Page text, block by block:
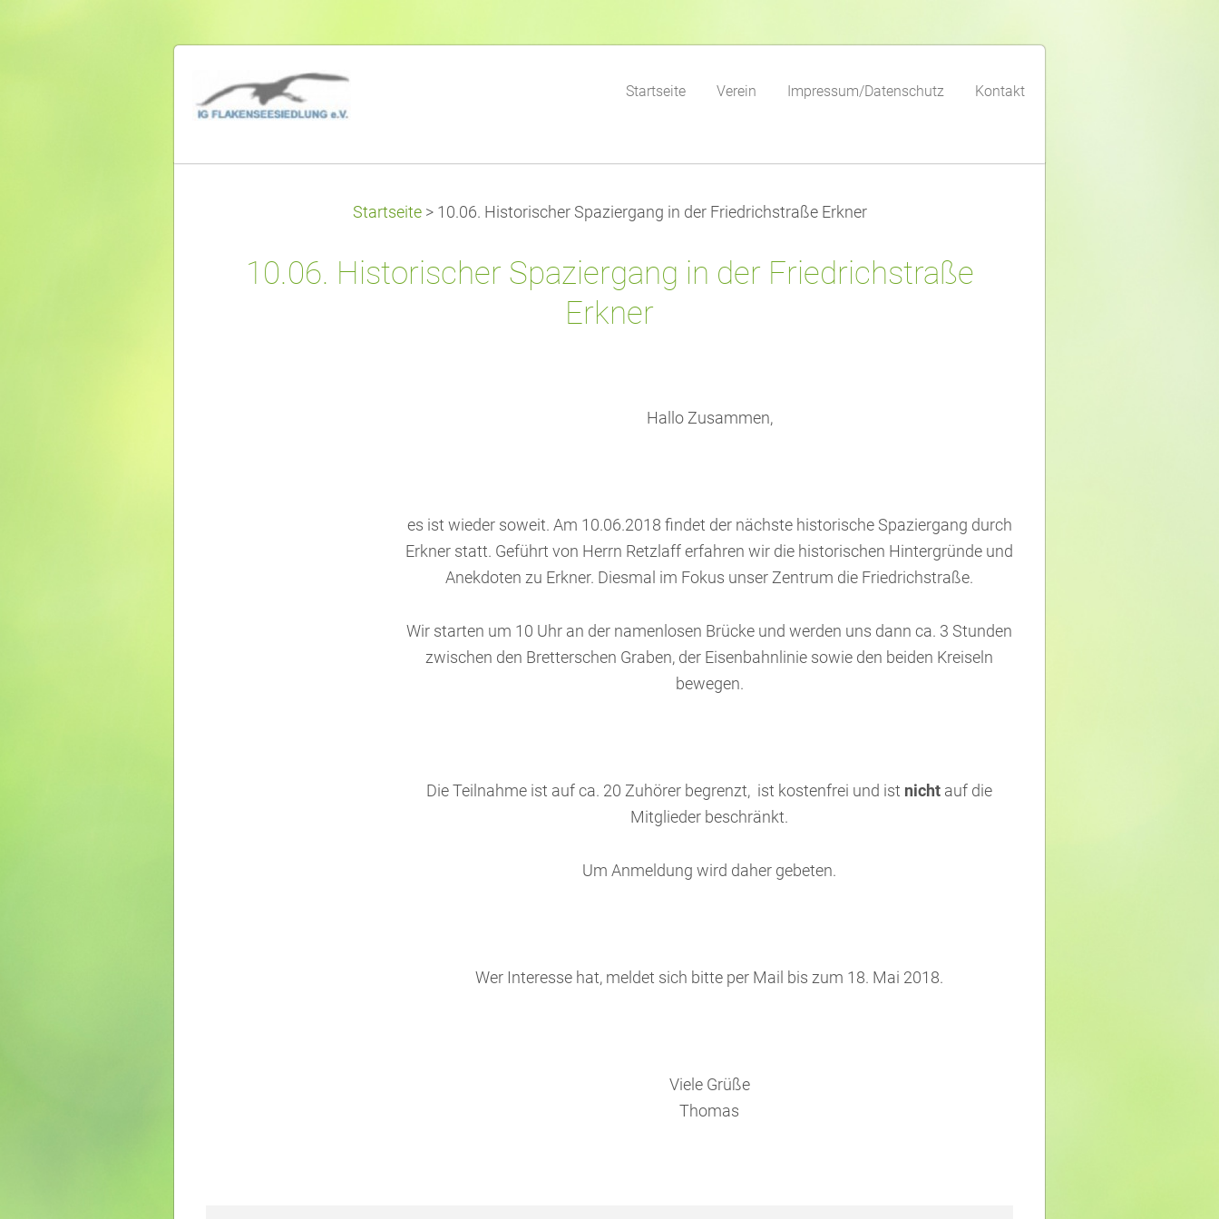
Startseite Verein Impressum/Datenschutz Kontakt
Startseite > 10.06. Historischer Spaziergang in der Friedrichstraße Erkner
10.06. Historischer Spaziergang in der Friedrichstraße
Erkner
Hallo Zusammen,
es ist wieder soweit. Am 10.06.2018 findet der nächste historische Spaziergang durch
Erkner statt. Geführt von Herrn Retzlaff erfahren wir die historischen Hintergründe und
Anekdoten zu Erkner. Diesmal im Fokus unser Zentrum die Friedrichstraße.
Wir starten um 10 Uhr an der namenlosen Brücke und werden uns dann ca. 3 Stunden
zwischen den Bretterschen Graben, der Eisenbahnlinie sowie den beiden Kreiseln
bewegen.
Die Teilnahme ist auf ca. 20 Zuhörer begrenzt, ist kostenfrei und ist nicht auf die
Mitglieder beschränkt.
Um Anmeldung wird daher gebeten.
Wer Interesse hat, meldet sich bitte per Mail bis zum 18. Mai 2018.
Viele Grüße
Thomas